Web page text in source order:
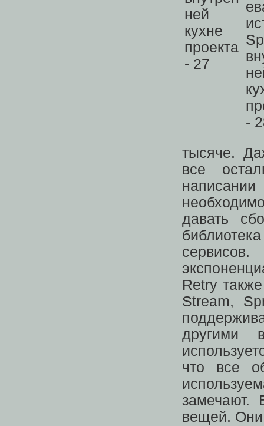
тысяче.
все
давать
Retry
Stream,
другими
что все
замечают.
вещей.